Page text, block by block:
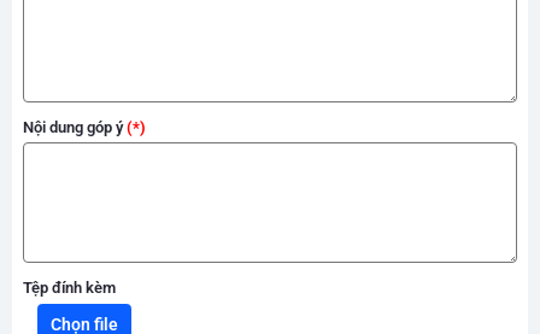
Nội dung góp ý
Tệp đính kèm
Chọn file